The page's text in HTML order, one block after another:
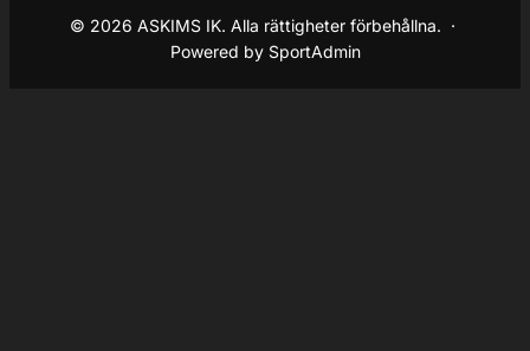
© 2026 ASKIMS IK. Alla rättigheter förbehållna. ·
Powered by SportAdmin